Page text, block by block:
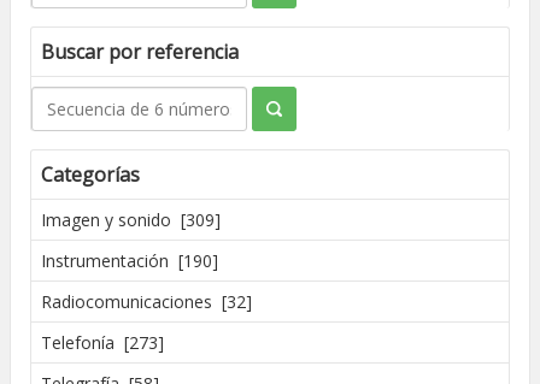
Buscar por referencia
Categorías
Imagen y sonido [309]
Instrumentación [190]
Radiocomunicaciones [32]
Telefonía [273]